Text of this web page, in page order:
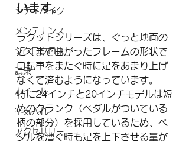
シティバイク
メンテナンス
シクロクロス
試乗
ホイール
空気入れ
アクセサリー
います。
ラクットシリーズは、ぐっと地面の
近くまで曲がったフレームの形状で
自転車をまたぐ時に足をあまり上げ
なくて済むようになっています。
特に24インチと20インチモデルは短
めのクランク（ペダルがついている
柄の部分）を採用しているため、ペ
ダルを漕ぐ時も足を上下させる量が